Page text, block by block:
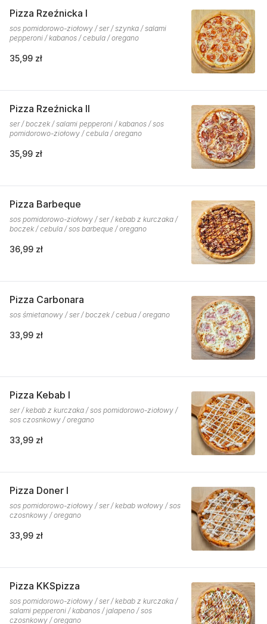
Pizza Rzeźnicka I
sos pomidorowo-ziołowy / ser / szynka / salami
pepperoni / kabanos / cebula / oregano
35,99 zł
Pizza Rzeźnicka II
ser / boczek / salami pepperoni / kabanos / sos
pomidorowo-ziołowy / cebula / oregano
35,99 zł
Pizza Barbeque
sos pomidorowo-ziołowy / ser / kebab z kurczaka /
boczek / cebula / sos barbeque / oregano
36,99 zł
Pizza Carbonara
sos śmietanowy / ser / boczek / cebua / oregano
33,99 zł
Pizza Kebab I
ser / kebab z kurczaka / sos pomidorowo-ziołowy /
sos czosnkowy / oregano
33,99 zł
Pizza Doner I
sos pomidorowo-ziołowy / ser / kebab wołowy / sos
czosnkowy / oregano
33,99 zł
Pizza KKSpizza
sos pomidorowo-ziołowy / ser / kebab z kurczaka /
salami pepperoni / kabanos / jalapeno / sos
czosnkowy / oregano